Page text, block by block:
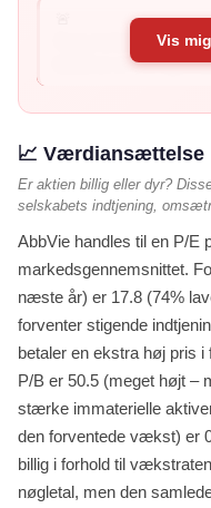
Svag balance
balance er 1,1 og
Vis
📈 Værdiansættelse
Er aktien billig eller dyr?
selskabets indtjening,
AbbVie handles til en P/E
markedsgennemsnittet.
næste år) er 17.8 (74%
forventer stigende
betaler en ekstra høj pris
P/B er 50.5 (meget højt –
stærke immaterielle
den forventede vækst) er
billig i forhold til
nøgletal, men den